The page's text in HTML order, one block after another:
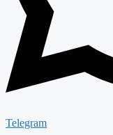
Telegram